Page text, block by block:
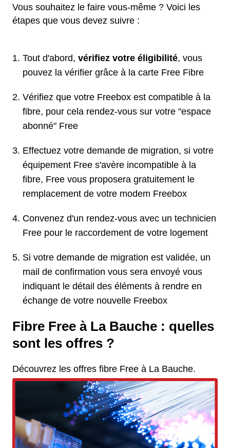
Vous souhaitez le faire vous-même ? Voici les
étapes que vous devez suivre :
Tout d'abord, vérifiez votre éligibilité, vous
pouvez la vérifier grâce à la carte Free Fibre
Vérifiez que votre Freebox est compatible à la
fibre, pour cela rendez-vous sur votre "espace
abonné" Free
Effectuez votre demande de migration, si votre
équipement Free s'avère incompatible à la
fibre, Free vous proposera gratuitement le
remplacement de votre modem Freebox
Convenez d'un rendez-vous avec un technicien
Free pour le raccordement de votre logement
Si votre demande de migration est validée, un
mail de confirmation vous sera envoyé vous
indiquant le détail des éléments à rendre en
échange de votre nouvelle Freebox
Fibre Free à La Bauche : quelles
sont les offres ?
Découvrez les offres fibre Free à La Bauche.